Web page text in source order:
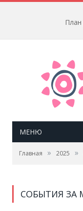
МЕНЮ
Главная » 2025 »
СОБЫТИЯ ЗА